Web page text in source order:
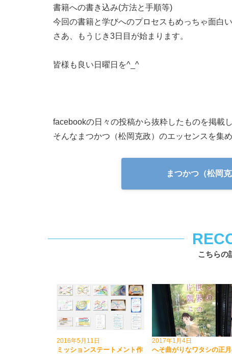
書籍への書き込み(方法と手順等)
今回の書籍と学びへのプロセスもめっちゃ面白い
さあ、もうじき3日目が始まります。
皆様も良い日曜日を^_^
facebookの日々の投稿から抜粋したものを掲載し
そんなまつかつ（松岡克政）のエッセンスを集
まつかつ（松岡
こちらの
2016年5月11日
ミッションステートメント作
2017年1月4日
へそ曲がりなワタシの正